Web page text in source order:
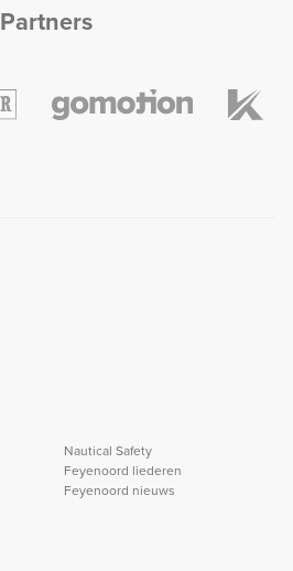
Partners
Nautical Safety
Feyenoord liederen
Feyenoord nieuws